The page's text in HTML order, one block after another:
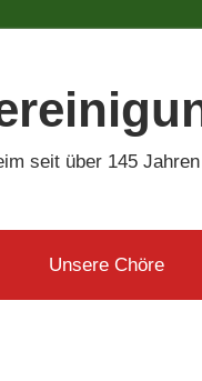
seit über 145 Jahren
Unsere Chöre